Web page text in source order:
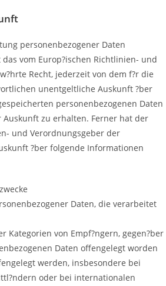
personenbezogener Daten
vom Europ?ischen Richtlinien- und
Recht, jederzeit von dem f?r die
unentgeltliche Auskunft ?ber
personenbezogenen Daten
Auskunft zu erhalten. Ferner hat der
und Verordnungsgeber der
?ber folgende Informationen
Daten, die verarbeitet
Kategorien von Empf?ngern, gegen?ber
Daten offengelegt worden
werden, insbesondere bei
oder bei internationalen